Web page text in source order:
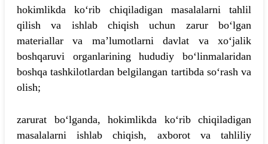
hokimlikda ko‘rib chiqiladigan masalalarni tahlil
qilish va ishlab chiqish uchun zarur bo‘lgan
materiallar va ma’lumotlarni davlat va xo‘jalik
boshqaruvi organlarining hududiy bo‘linmalaridan
boshqa tashkilotlardan belgilangan tartibda so‘rash va
olish;
zarurat bo‘lganda, hokimlikda ko‘rib chiqiladigan
masalalarni ishlab chiqish, axborot va tahliliy